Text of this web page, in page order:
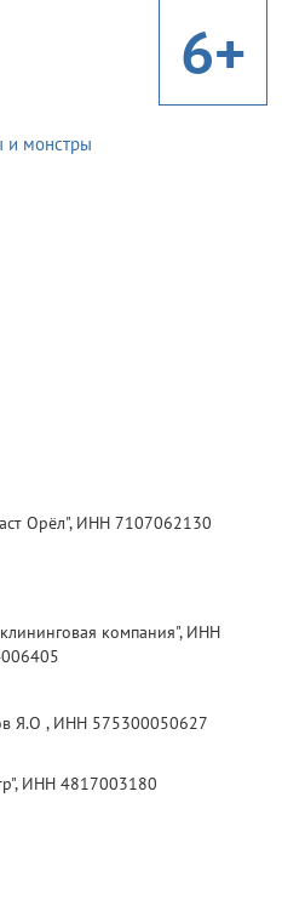
6+
и монстры
Орёл", ИНН 7107062130
компания", ИНН
Я.О , ИНН 575300050627
ИНН 4817003180